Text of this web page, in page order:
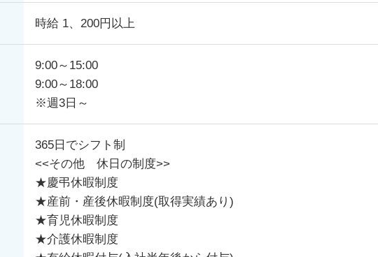
時給 1、200円以上
9:00～15:00
9:00～18:00
※週3日～
365日でシフト制
<<その他 休日の制度>>
★慶弔休暇制度
★産前・産後休暇制度(取得実績あり)
★育児休暇制度
★介護休暇制度